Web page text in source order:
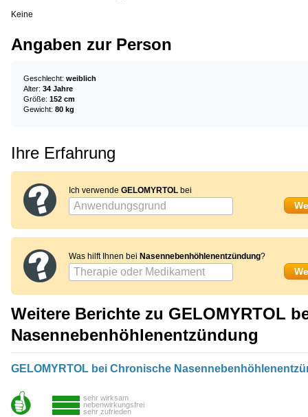
Keine
Angaben zur Person
Geschlecht: weiblich
Alter: 34 Jahre
Größe: 152 cm
Gewicht: 80 kg
Ihre Erfahrung
Ich verwende GELOMYRTOL bei
Was hilft Ihnen bei Nasennebenhöhlenentzündung?
Weitere Berichte zu GELOMYRTOL
Nasennebenhöhlenentzündung
GELOMYRTOL bei Chronische
sehr wirksam
nebenwirkungsfrei
sehr zufrieden